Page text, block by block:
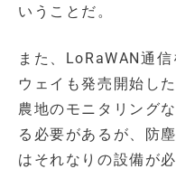
いうことだ。
また、LoRaWAN通
ウェイも発売開始し
農地のモニタリング
る必要があるが、防
はそれなりの設備が必